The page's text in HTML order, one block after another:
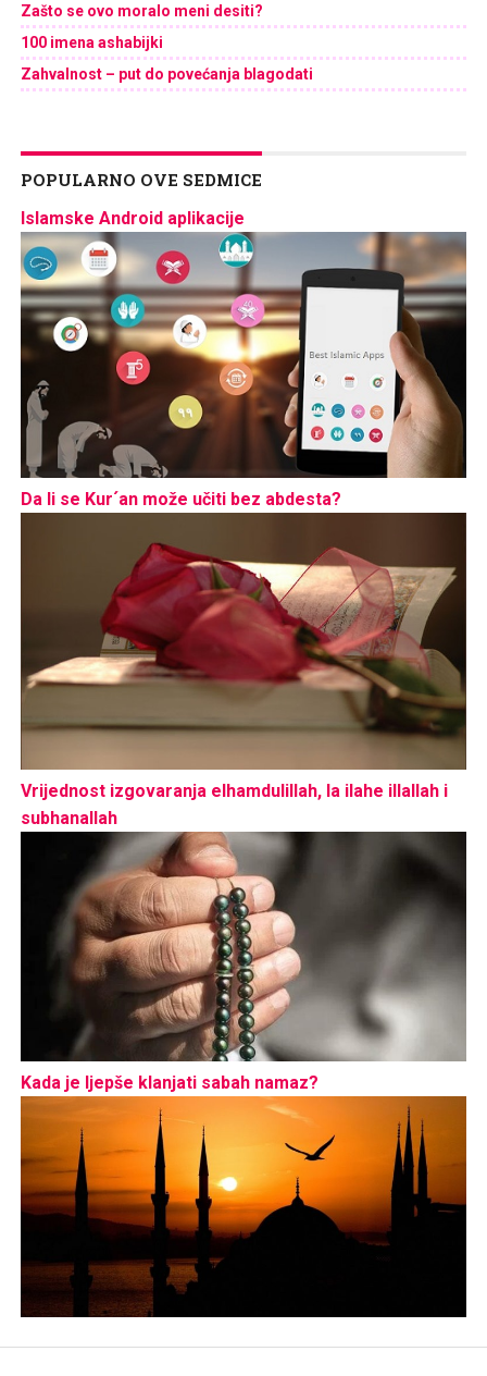
Zašto se ovo moralo meni desiti?
100 imena ashabijki
Zahvalnost – put do povećanja blagodati
POPULARNO OVE SEDMICE
Islamske Android aplikacije
Da li se Kur´an može učiti bez abdesta?
Vrijednost izgovaranja elhamdulillah, la ilahe illallah i
subhanallah
Kada je ljepše klanjati sabah namaz?